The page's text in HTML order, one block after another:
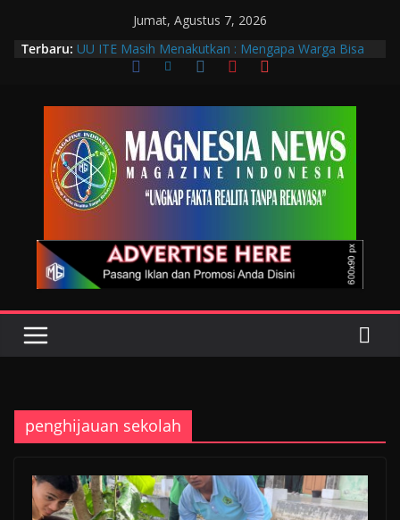
Jumat, Agustus 7, 2026
Terbaru: UU ITE Masih Menakutkan : Mengapa Warga Bisa
Dipidana Hanya karena Bicara?
Momentum Penguatan Profesi dan Transformasi
Digital
Wakil Wali Kota Bandung Hadiri Muscab VIII PTGMI
Kota Bandung, Dorong Penguatan Kompetensi
Terapis Gigi dan Mulut
Langkah Awal Deteksi Dini Penyakit, Kenali Peran
Tenaga Teknologi Laboratorium Medik
Sebenarnya Sedang Melindungi Siapa?
penghijauan sekolah